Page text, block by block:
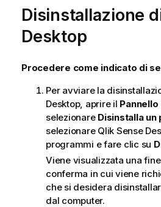
n
f
o
m
t
i
c
a
Disinstallazione
Desktop
Procedere come indicato di
Per avviare la
Desktop, aprire il
selezionare Disinstalla
selezionare Qlik Sense
programmi e fare clic su
Viene visualizzata una
conferma in cui viene
che si desidera
dal computer.